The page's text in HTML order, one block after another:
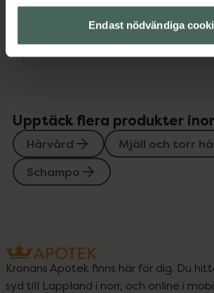
Endast nödvändiga
Instruktioner
Upptäck flera produkter
Hårvård
Mjäll och torr
Schampo
Kronans Apotek finns här för dig. Du
syd till Lappland i norr, och online i